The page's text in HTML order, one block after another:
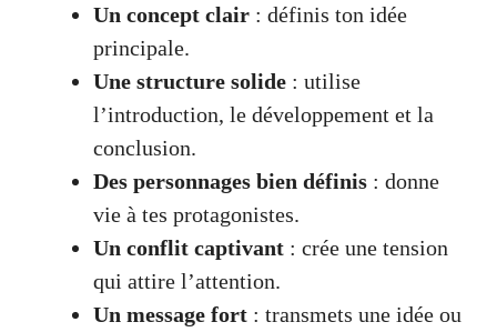
Un concept clair : définis ton idée
principale.
Une structure solide : utilise
l’introduction, le développement et la
conclusion.
Des personnages bien définis : donne
vie à tes protagonistes.
Un conflit captivant : crée une tension
qui attire l’attention.
Un message fort : transmets une idée ou